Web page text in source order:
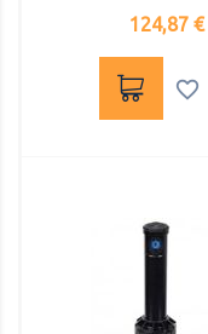
Precio
124,87 €
